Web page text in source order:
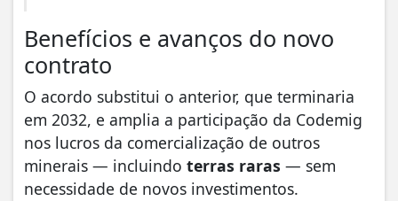
Benefícios e avanços do novo
contrato
O acordo substitui o anterior, que terminaria
em 2032, e amplia a participação da Codemig
nos lucros da comercialização de outros
minerais — incluindo terras raras — sem
necessidade de novos investimentos.